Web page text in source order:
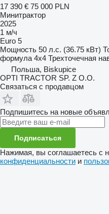
17 390 € 75 000 PLN
Минитрактор
2025
1 м/ч
Euro 5
Мощность 50 л.с. (36.75 кВт)
формула 4x4 Трехточечная
Польша, Biskupice
OPTI TRACTOR SP. Z O.O.
Связаться с продавцом
Подпишитесь на новые
Подписаться
Нажимая, вы соглашаетесь с
конфиденциальности и